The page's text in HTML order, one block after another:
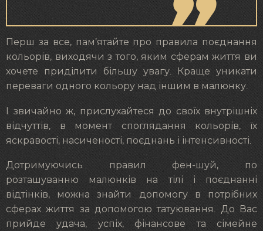
Перш за все, пам’ятайте про правила поєднання
кольорів, виходячи з того, яким сферам життя ви
хочете приділити більшу увагу. Краще уникати
переваги одного кольору над іншим в малюнку.
І звичайно ж, прислухайтеся до своїх внутрішніх
відчуттів, в момент споглядання кольорів, їх
яскравості, насиченості, поєднань і інтенсивності.
Дотримуючись правил фен-шуй, по
розташуванню малюнків на тілі і поєднанні
відтінків, можна знайти допомогу в потрібних
сферах життя за допомогою татуювання. До Вас
прийде удача, успіх, фінансове та сімейне